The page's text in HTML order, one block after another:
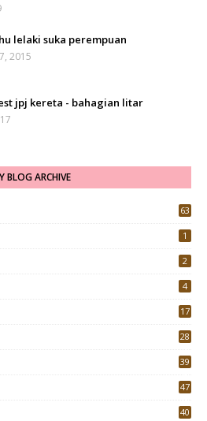
lelaki suka perempuan
2015
jpj kereta - bahagian litar
BLOG ARCHIVE
63
1
2
4
17
28
39
47
40